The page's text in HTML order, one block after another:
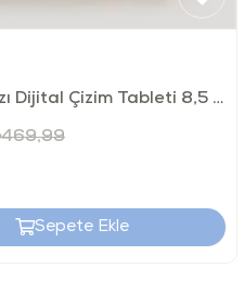
LCD Kırmızı Dijital Çizim Tableti 8,5 İnç
Sepete Ekle